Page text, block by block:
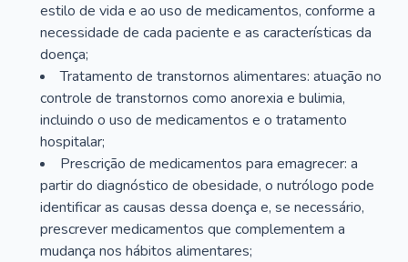
estilo de vida e ao uso de medicamentos, conforme a
necessidade de cada paciente e as características da
doença;
Tratamento de transtornos alimentares: atuação no
controle de transtornos como anorexia e bulimia,
incluindo o uso de medicamentos e o tratamento
hospitalar;
Prescrição de medicamentos para emagrecer: a
partir do diagnóstico de obesidade, o nutrólogo pode
identificar as causas dessa doença e, se necessário,
prescrever medicamentos que complementem a
mudança nos hábitos alimentares;